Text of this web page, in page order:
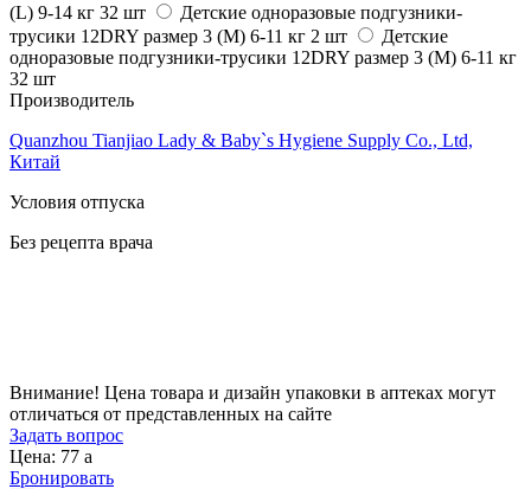
(L) 9-14 кг 32 шт
Детские одноразовые подгузники-
трусики 12DRY размер 3 (M) 6-11 кг 2 шт
Детские
одноразовые подгузники-трусики 12DRY размер 3 (M) 6-11 кг
32 шт
Производитель
Quanzhou Tianjiao Lady & Baby`s Hygiene Supply Co., Ltd,
Китай
Условия отпуска
Без рецепта врача
Внимание! Цена товара и дизайн упаковки в аптеках могут
отличаться от представленных на сайте
Задать вопрос
Цена: 77 a
Бронировать